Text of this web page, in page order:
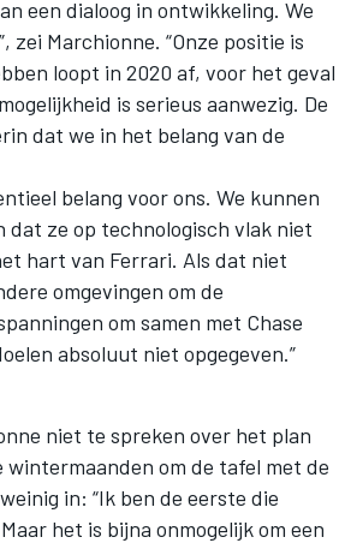
een dialoog in ontwikkeling. We
Marchionne. “Onze positie is
loopt in 2020 af, voor het geval
is serieus aanwezig. De
dat we in het belang van de
belang voor ons. We kunnen
dat ze op technologisch vlak niet
hart van Ferrari. Als dat niet
omgevingen om de
om samen met Chase
absoluut niet opgegeven.”
niet te spreken over het plan
om de tafel met de
in: “Ik ben de eerste die
het is bijna onmogelijk om een